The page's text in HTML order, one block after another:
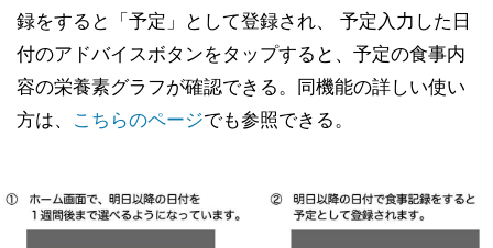
録をすると「予定」として登録され、 予定入力した日
付のアドバイスボタンをタップすると、予定の食事内
容の栄養素グラフが確認できる。同機能の詳しい使い
方は、 こちらのページでも参照できる。